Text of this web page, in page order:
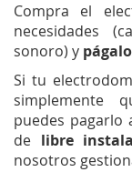
Compra el
necesidades
sonoro) y
Si tu
simplemente
puedes pagarlo
de libre
nosotros